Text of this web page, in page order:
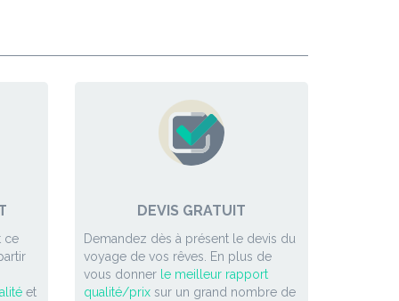
ce
et
DEVIS GRATUIT
Demandez dès à présent le devis du
voyage de vos rêves. En plus de
vous donner le meilleur rapport
qualité/prixsur un grand nombre de